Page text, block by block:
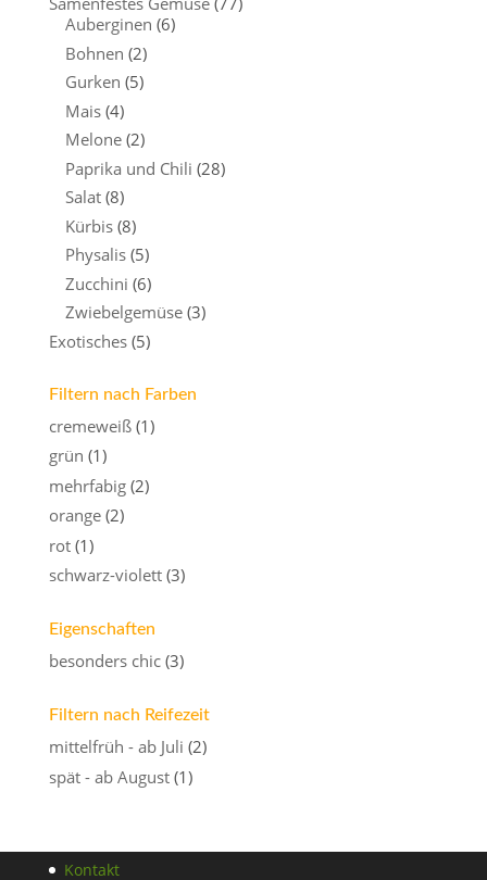
Auberginen (6)
Bohnen (2)
Gurken (5)
Mais (4)
Melone (2)
Paprika und Chili (28)
Salat (8)
Kürbis (8)
Physalis (5)
Zucchini (6)
Zwiebelgemüse (3)
Exotisches (5)
Filtern nach Farben
cremeweiß (1)
grün (1)
mehrfabig (2)
orange (2)
rot (1)
schwarz-violett (3)
Eigenschaften
besonders chic (3)
Filtern nach Reifezeit
mittelfrüh - ab Juli (2)
spät - ab August (1)
Kontakt